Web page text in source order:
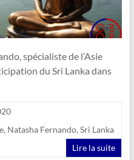
spécialiste de l’Asie
du Sri Lanka dans
, Natasha Fernando, Sri Lanka
Lire la suite